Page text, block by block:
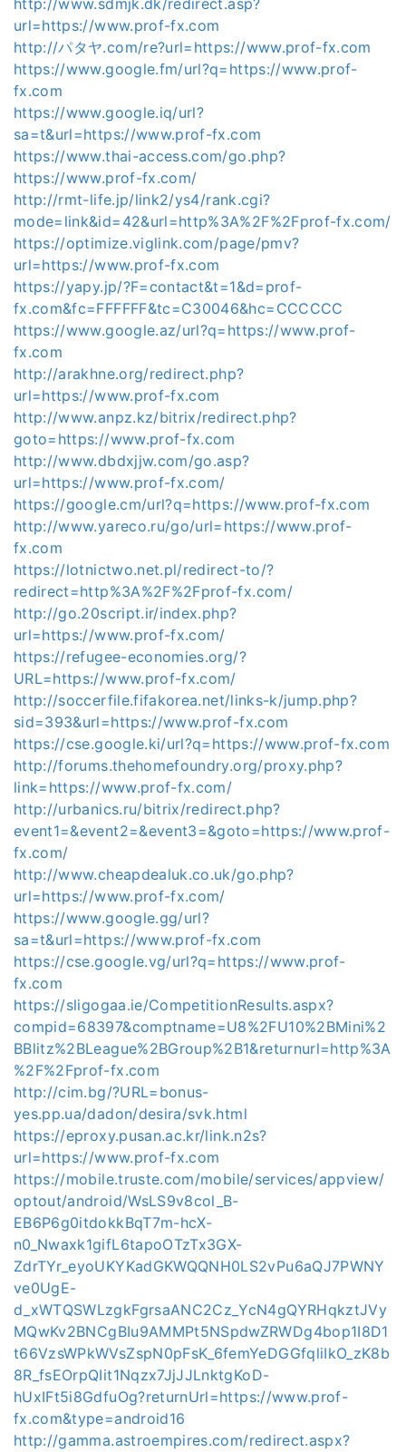
http://www.sdmjk.dk/redirect.asp?
url=https://www.prof-fx.com
http://パタヤ.com/re?url=https://www.prof-fx.com
https://www.google.fm/url?q=https://www.prof-
fx.com
https://www.google.iq/url?
sa=t&url=https://www.prof-fx.com
https://www.thai-access.com/go.php?
https://www.prof-fx.com/
http://rmt-life.jp/link2/ys4/rank.cgi?
mode=link&id=42&url=http%3A%2F%2Fprof-fx.com/
https://optimize.viglink.com/page/pmv?
url=https://www.prof-fx.com
https://yapy.jp/?F=contact&t=1&d=prof-
fx.com&fc=FFFFFF&tc=C30046&hc=CCCCCC
https://www.google.az/url?q=https://www.prof-
fx.com
http://arakhne.org/redirect.php?
url=https://www.prof-fx.com
http://www.anpz.kz/bitrix/redirect.php?
goto=https://www.prof-fx.com
http://www.dbdxjjw.com/go.asp?
url=https://www.prof-fx.com/
https://google.cm/url?q=https://www.prof-fx.com
http://www.yareco.ru/go/url=https://www.prof-
fx.com
https://lotnictwo.net.pl/redirect-to/?
redirect=http%3A%2F%2Fprof-fx.com/
http://go.20script.ir/index.php?
url=https://www.prof-fx.com/
https://refugee-economies.org/?
URL=https://www.prof-fx.com/
http://soccerfile.fifakorea.net/links-k/jump.php?
sid=393&url=https://www.prof-fx.com
https://cse.google.ki/url?q=https://www.prof-fx.com
http://forums.thehomefoundry.org/proxy.php?
link=https://www.prof-fx.com/
http://urbanics.ru/bitrix/redirect.php?
event1=&event2=&event3=&goto=https://www.prof-
fx.com/
http://www.cheapdealuk.co.uk/go.php?
url=https://www.prof-fx.com/
https://www.google.gg/url?
sa=t&url=https://www.prof-fx.com
https://cse.google.vg/url?q=https://www.prof-
fx.com
https://sligogaa.ie/CompetitionResults.aspx?
compid=68397&comptname=U8%2FU10%2BMini%2
BBlitz%2BLeague%2BGroup%2B1&returnurl=http%3A
%2F%2Fprof-fx.com
http://cim.bg/?URL=bonus-
yes.pp.ua/dadon/desira/svk.html
https://eproxy.pusan.ac.kr/link.n2s?
url=https://www.prof-fx.com
https://mobile.truste.com/mobile/services/appview/
optout/android/WsLS9v8col_B-
EB6P6g0itdokkBqT7m-hcX-
n0_Nwaxk1gifL6tapoOTzTx3GX-
ZdrTYr_eyoUKYKadGKWQQNH0LS2vPu6aQJ7PWNY
ve0UgE-
d_xWTQSWLzgkFgrsaANC2Cz_YcN4gQYRHqkztJVy
MQwKv2BNCgBIu9AMMPt5NSpdwZRWDg4bop1I8D1
t66VzsWPkWVsZspN0pFsK_6femYeDGGfqliIkO_zK8b
8R_fsEOrpQIit1Nqzx7JjJJLnktgKoD-
hUxIFt5i8GdfuOg?returnUrl=https://www.prof-
fx.com&type=android16
http://gamma.astroempires.com/redirect.aspx?